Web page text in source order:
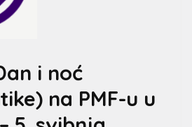
i noć
na PMF-u u